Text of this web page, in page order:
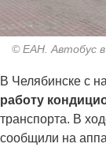
© ЕАН. Автобус в
В Челябинске с
работу
транспорта. В
сообщили на